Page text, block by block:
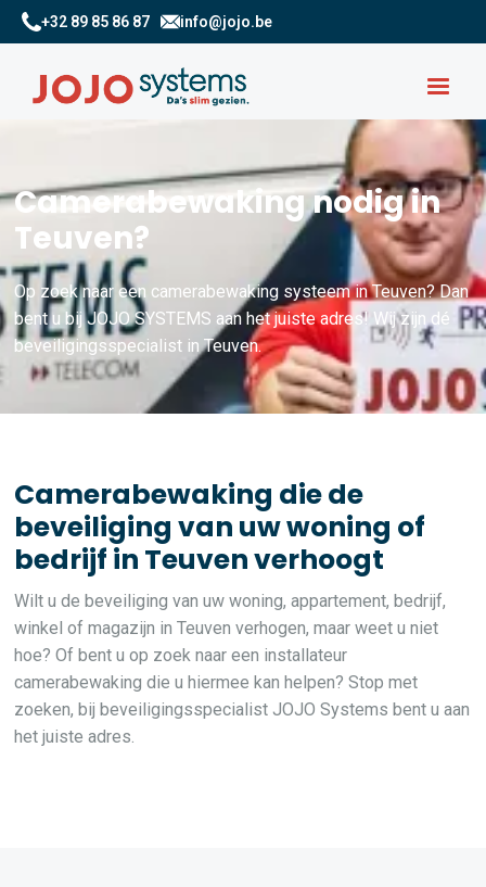
+32 89 85 86 87 info@jojo.be
Camerabewaking nodig in
Teuven?
Op zoek naar een camerabewaking systeem in Teuven? Dan
bent u bij JOJO SYSTEMS aan het juiste adres! Wij zijn dé
beveiligingsspecialist in Teuven.
Camerabewaking die de
beveiliging van uw woning of
bedrijf in Teuven verhoogt
Wilt u de beveiliging van uw woning, appartement, bedrijf,
winkel of magazijn in Teuven verhogen, maar weet u niet
hoe? Of bent u op zoek naar een installateur
camerabewaking die u hiermee kan helpen? Stop met
zoeken, bij beveiligingsspecialist JOJO Systems bent u aan
het juiste adres.